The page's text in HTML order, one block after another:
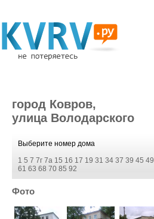
город Ковров,
улица Володарского
Выберите номер дома
1 5 7 7г 7а 15 16 17 19 31 34 37 39 45 49
61 63 68 70 85 92
Фото